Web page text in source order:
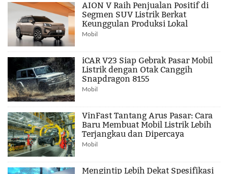
AION V Raih Penjualan Positif di
Segmen SUV Listrik Berkat
Keunggulan Produksi Lokal
Mobil
iCAR V23 Siap Gebrak Pasar Mobil
Listrik dengan Otak Canggih
Snapdragon 8155
Mobil
VinFast Tantang Arus Pasar: Cara
Baru Membuat Mobil Listrik Lebih
Terjangkau dan Dipercaya
Mobil
Mengintip Lebih Dekat Spesifikasi